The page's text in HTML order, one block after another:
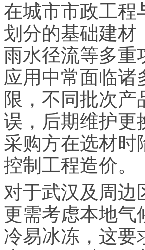
在城市市政工程
划分的基础建材
雨水径流等多重
应用中常面临诸
限，不同批次
误，后期维护更
采购方在选材
控制工程造价。
对于武汉及周边
更需考虑本地气
冷易冰冻，这要